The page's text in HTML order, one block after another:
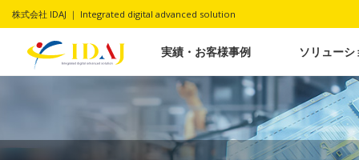
株式会社 IDAJ ｜ Integrated digital advanced solution
実績・お客様事例 ソリューシ